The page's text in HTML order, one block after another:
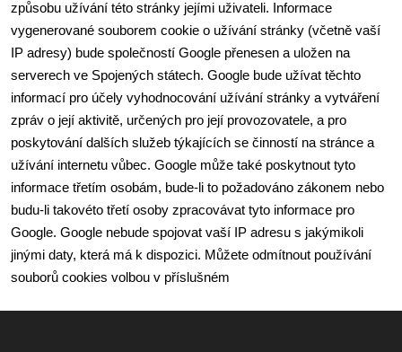
způsobu užívání této stránky jejími uživateli. Informace
vygenerované souborem cookie o užívání stránky (včetně vaší
IP adresy) bude společností Google přenesen a uložen na
serverech ve Spojených státech. Google bude užívat těchto
informací pro účely vyhodnocování užívání stránky a vytváření
zpráv o její aktivitě, určených pro její provozovatele, a pro
poskytování dalších služeb týkajících se činností na stránce a
užívání internetu vůbec. Google může také poskytnout tyto
informace třetím osobám, bude-li to požadováno zákonem nebo
budu-li takovéto třetí osoby zpracovávat tyto informace pro
Google. Google nebude spojovat vaší IP adresu s jakýmikoli
jinými daty, která má k dispozici. Můžete odmítnout používání
souborů cookies volbou v příslušném